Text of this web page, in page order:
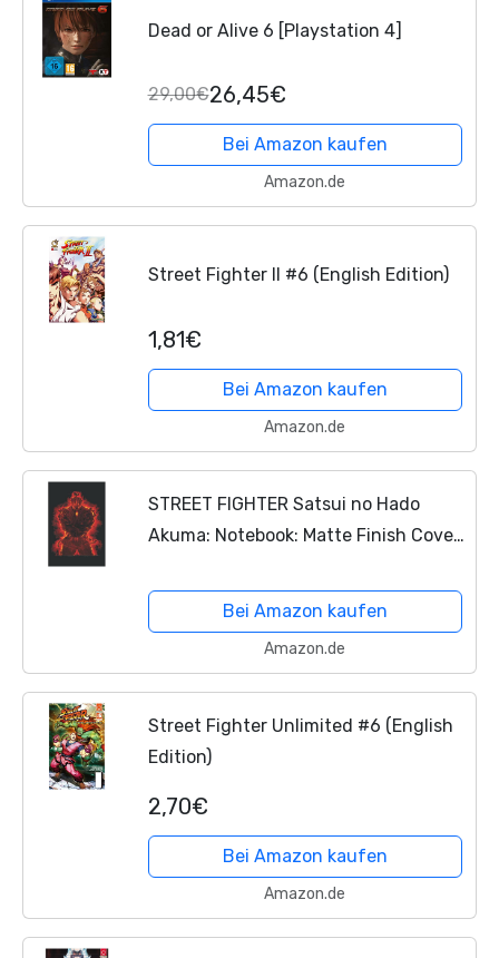
Dead or Alive 6 [Playstation 4]
29,00€26,45€
Bei Amazon kaufen
Amazon.de
Street Fighter II #6 (English Edition)
1,81€
Bei Amazon kaufen
Amazon.de
STREET FIGHTER Satsui no Hado
Akuma: Notebook: Matte Finish Cover,
Ruled Paper, 6"x9", 110 Pages
Bei Amazon kaufen
Amazon.de
Street Fighter Unlimited #6 (English
Edition)
2,70€
Bei Amazon kaufen
Amazon.de